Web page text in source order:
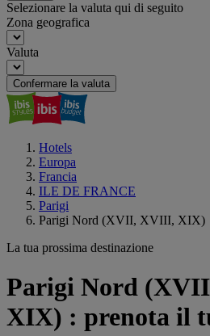
Selezionare la valuta qui di seguito
Zona geografica
Valuta
Confermare la valuta
Hotels
Europa
Francia
ILE DE FRANCE
Parigi
Parigi Nord (XVII, XVIII, XIX)
La tua prossima destinazione
Parigi Nord
XIX) : prenota il